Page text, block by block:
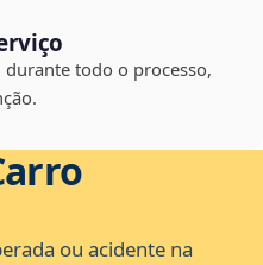
todo o processo,
ou acidente na